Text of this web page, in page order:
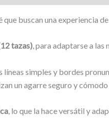
buscan una experiencia
tazas), para adaptarse a las
líneas simples y bordes
un agarre seguro y cómodo
, lo que la hace versátil y